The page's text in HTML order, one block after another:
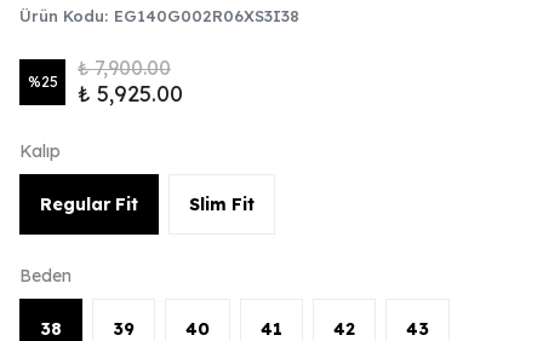
Ürün Kodu: EG140G002R06XS3I38
%25
₺ 7,900.00
₺ 5,925.00
Kalıp
Regular Fit Slim Fit
Beden
38 39 40 41 42 43